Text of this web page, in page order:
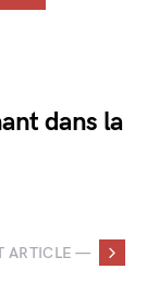
dans la
ARTICLE —